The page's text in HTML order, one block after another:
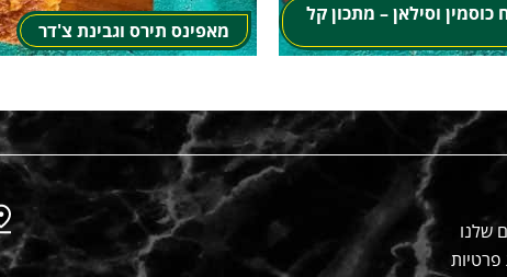
וסילאן – מתכון קל
מאפינס תירס וגבינת צ'דר
שלנו
פרטיות